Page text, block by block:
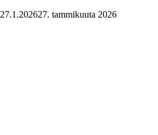
27.1.202627. tammikuuta 2026